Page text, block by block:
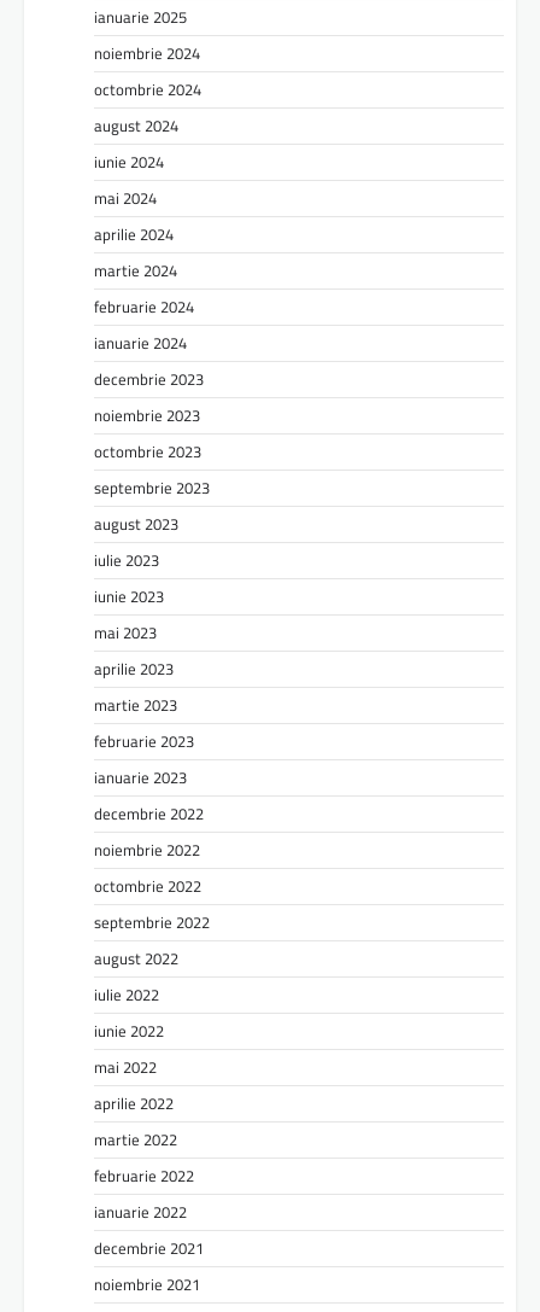
ianuarie 2025
noiembrie 2024
octombrie 2024
august 2024
iunie 2024
mai 2024
aprilie 2024
martie 2024
februarie 2024
ianuarie 2024
decembrie 2023
noiembrie 2023
octombrie 2023
septembrie 2023
august 2023
iulie 2023
iunie 2023
mai 2023
aprilie 2023
martie 2023
februarie 2023
ianuarie 2023
decembrie 2022
noiembrie 2022
octombrie 2022
septembrie 2022
august 2022
iulie 2022
iunie 2022
mai 2022
aprilie 2022
martie 2022
februarie 2022
ianuarie 2022
decembrie 2021
noiembrie 2021